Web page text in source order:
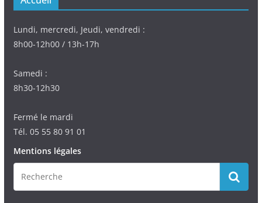
Lundi, mercredi, Jeudi, vendredi :
8h00-12h00 / 13h-17h
Samedi :
8h30-12h30
Fermé le mardi
Tél. 05 55 80 91 01
Mentions légales